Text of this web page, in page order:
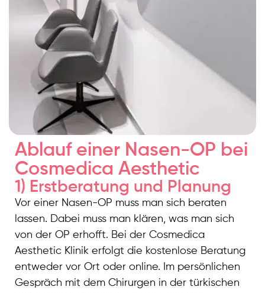
Ablauf einer Nasen-OP bei
Cosmedica Aesthetic
1) Erstberatung und Planung
Vor einer Nasen-OP muss man sich beraten
lassen. Dabei muss man klären, was man sich
von der OP erhofft. Bei der Cosmedica
Aesthetic Klinik erfolgt die kostenlose Beratung
entweder vor Ort oder online. Im persönlichen
Gespräch mit dem Chirurgen in der türkischen